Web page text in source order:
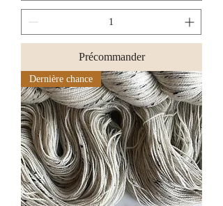
Précommander
Dernière chance